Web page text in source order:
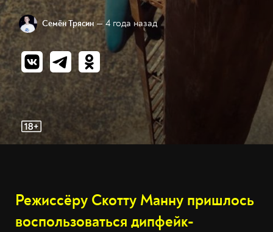
Семён Трясин — 4 года назад
Режиссёру Скотту Манну пришлось
воспользоваться дипфейк-